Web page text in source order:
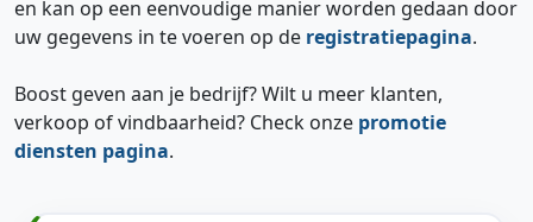
en kan op een eenvoudige manier worden gedaan door
uw gegevens in te voeren op de registratiepagina.
Boost geven aan je bedrijf? Wilt u meer klanten,
verkoop of vindbaarheid? Check onze promotie
diensten pagina.